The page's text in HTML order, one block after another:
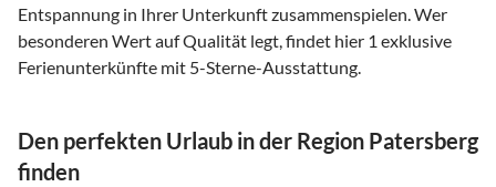
Entspannung in Ihrer Unterkunft zusammenspielen. Wer
besonderen Wert auf Qualität legt, findet hier 1 exklusive
Ferienunterkünfte mit 5-Sterne-Ausstattung.
Den perfekten Urlaub in der Region Patersberg
finden